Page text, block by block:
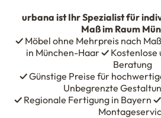
urbana ist Ihr Spezialist für
Maß im Raum
✓ Möbel ohne Mehrpreis nach Maß
in München-Haar✓ Kostenlose
Beratung
✓Günstige Preise für
Unbegrenzte
✓Regionale Fertigung in Bayern ✓